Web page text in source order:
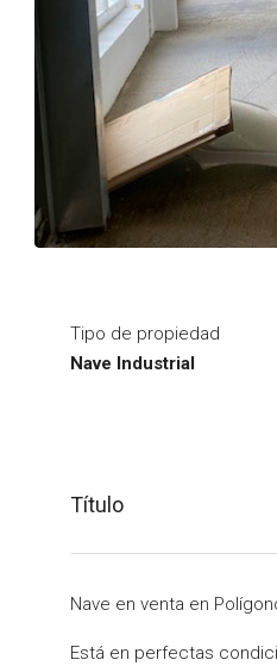
Tipo de propiedad
Nave Industrial
Título
Nave en venta en
Está en perfectas